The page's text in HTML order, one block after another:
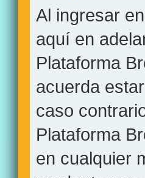
Al ingresar
aquí en
Plataforma
acuerda
caso
Plataforma
en cualquier